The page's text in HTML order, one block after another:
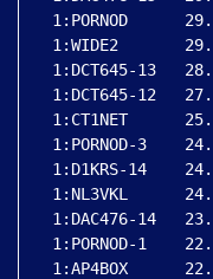
1:PORNOD
1:WIDE2
1:DCT645-13
1:DCT645-12
1:CT1NET
1:PORNOD-3
1:D1KRS-14
1:NL3VKL
1:DAC476-14
1:PORNOD-1
1:AP4BOX